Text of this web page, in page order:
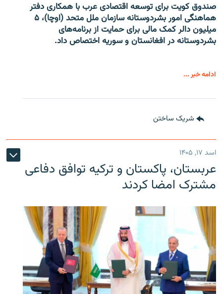
صندوق کویت برای توسعه اقتصادی عرب با همکاری دفتر
هماهنگی امور بشردوستانه سازمان ملل متحد (اوچا)، ۵
میلیون دالر کمک مالی برای حمایت از برنامه‌های
بشردوستانه در افغانستان و سوریه اختصاص داد.
ادامه خبر ...
شریک ساختن
اسد ۱۷, ۱۴۰۵
عربستان، پاکستان و ترکیه توافق دفاعی
مشترک امضا کردند